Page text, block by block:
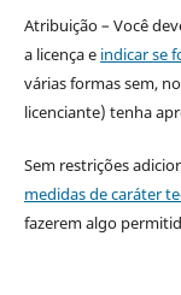
Atribuição – Você
a licença e indicar se
várias formas sem,
licenciante) tenha
Sem restrições
medidas de caráter
fazerem algo